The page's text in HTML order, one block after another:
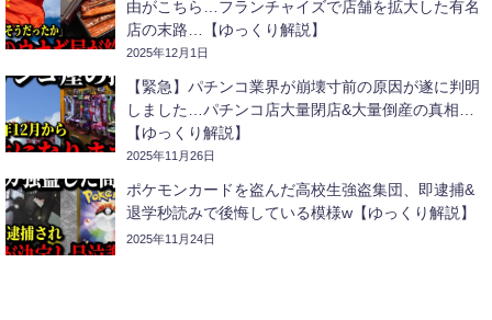
由がこちら…フランチャイズで店舗を拡大した有名
店の末路…【ゆっくり解説】
2025年12月1日
【緊急】パチンコ業界が崩壊寸前の原因が遂に判明
しました…パチンコ店大量閉店&大量倒産の真相…
【ゆっくり解説】
2025年11月26日
ポケモンカードを盗んだ高校生強盗集団、即逮捕&
退学秒読みで後悔している模様w【ゆっくり解説】
2025年11月24日